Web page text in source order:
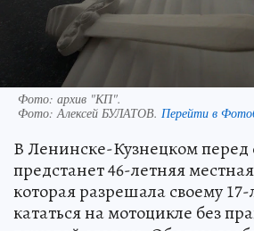
Фото: архив "КП".
Фото:Алексей БУЛАТОВ. Перейти в
В Ленинске-Кузнецком перед
предстанет 46-летняя
которая разрешала своему
кататься на мотоцикле без